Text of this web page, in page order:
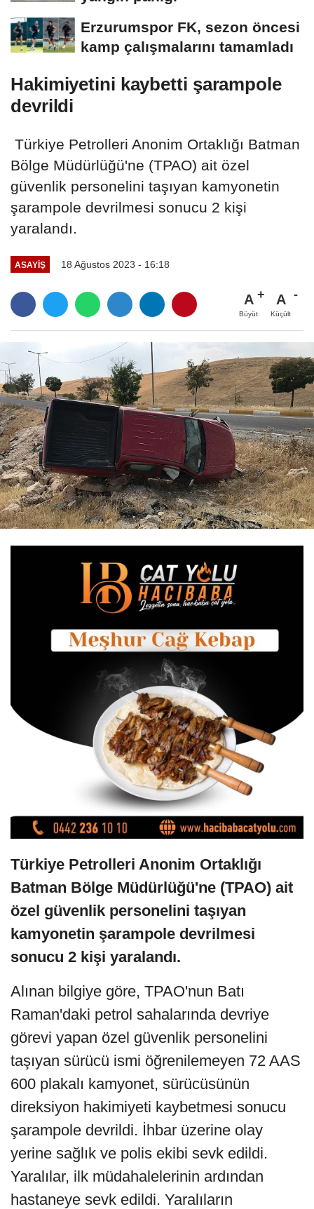
Erzurumspor FK, sezon öncesi
kamp çalışmalarını tamamladı
Hakimiyetini kaybetti şarampole
devrildi
Türkiye Petrolleri Anonim Ortaklığı Batman
Bölge Müdürlüğü'ne (TPAO) ait özel
güvenlik personelini taşıyan kamyonetin
şarampole devrilmesi sonucu 2 kişi
yaralandı.
ASAYİŞ 18 Ağustos 2023 - 16:18
A
Büyüt
A
Küçült
Türkiye Petrolleri Anonim Ortaklığı
Batman Bölge Müdürlüğü'ne (TPAO) ait
özel güvenlik personelini taşıyan
kamyonetin şarampole devrilmesi
sonucu 2 kişi yaralandı.
Alınan bilgiye göre, TPAO'nun Batı
Raman'daki petrol sahalarında devriye
görevi yapan özel güvenlik personelini
taşıyan sürücü ismi öğrenilemeyen 72 AAS
600 plakalı kamyonet, sürücüsünün
direksiyon hakimiyeti kaybetmesi sonucu
şarampole devrildi. İhbar üzerine olay
yerine sağlık ve polis ekibi sevk edildi.
Yaralılar, ilk müdahalelerinin ardından
hastaneye sevk edildi. Yaralıların